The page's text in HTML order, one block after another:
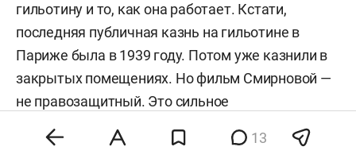
гильотину и то, как она работает. Кстати,
последняя публичная казнь на гильотине в
Париже была в 1939 году. Потом уже казнили в
закрытых помещениях. Но фильм Смирновой —
не правозащитный. Это сильное
смертных казней и о том, что справедливость и
13